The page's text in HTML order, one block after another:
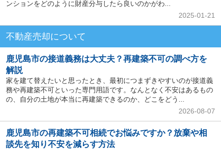
ンションをどのように財産分与したら良いのかがわ...
2025-01-21
不動産売却について
鹿児島市の接道義務は大丈夫？再建築不可の調べ方を
解説
家を建て替えたいと思ったとき、最初につまずきやすいのが接道義
務や再建築不可といった専門用語です。なんとなく不安はあるもの
の、自分の土地が本当に再建築できるのか、どこをどう...
2026-08-07
鹿児島市の再建築不可相続でお悩みですか？放棄や相
談先を知り不安を減らす方法